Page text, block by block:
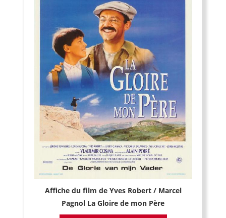
Affiche du film de Yves Robert / Marcel
Pagnol La Gloire de mon Père